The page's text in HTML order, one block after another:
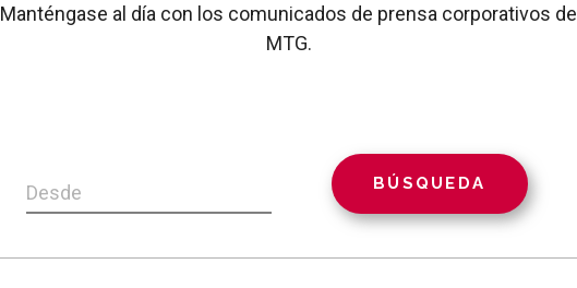
Manténgase al día con los comunicados de prensa corporativos de
MTG.